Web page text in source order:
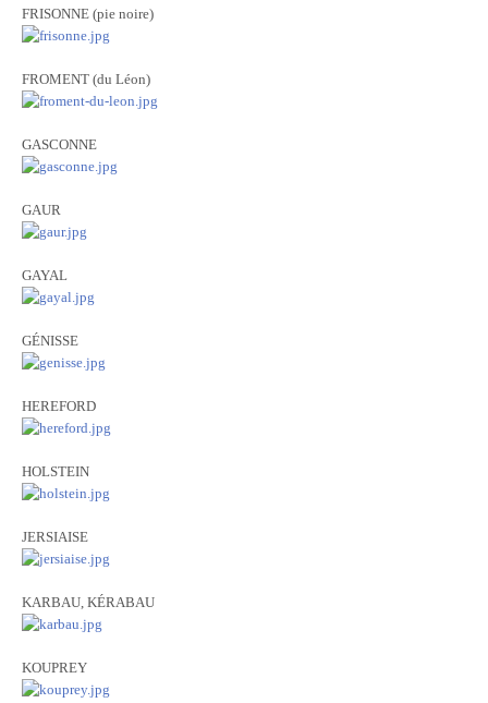
FRISONNE (pie noire)
FROMENT (du Léon)
GASCONNE
GAUR
GAYAL
GÉNISSE
HEREFORD
HOLSTEIN
JERSIAISE
KARBAU, KÉRABAU
KOUPREY